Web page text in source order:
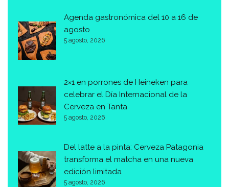
Agenda gastronómica del 10 a 16 de
agosto
5 agosto, 2026
2×1 en porrones de Heineken para
celebrar el Día Internacional de la
Cerveza en Tanta
5 agosto, 2026
Del latte a la pinta: Cerveza Patagonia
transforma el matcha en una nueva
edición limitada
5 agosto, 2026